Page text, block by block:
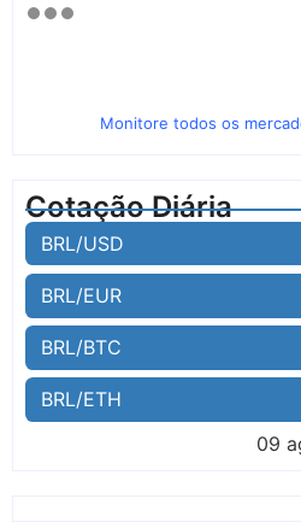
Monitore todos os
Cotação Diária
BRL/USD
BRL/EUR
BRL/BTC
BRL/ETH
09